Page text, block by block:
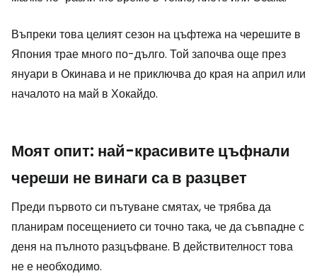
Въпреки това целият сезон на цъфтежа на черешите в
Япония трае много по-дълго. Той започва още през
януари в Окинава и не приключва до края на април или
началото на май в Хокайдо.
Моят опит: най-красивите цъфнали
череши не винаги са в разцвет
Преди първото си пътуване смятах, че трябва да
планирам посещението си точно така, че да съвпадне с
деня на пълното разцъфване. В действителност това
не е необходимо.